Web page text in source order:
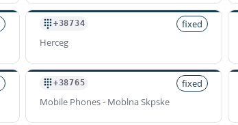
+38734
fixed
Herceg
+38765
fixed
Mobile Phones - Moblna Skpske